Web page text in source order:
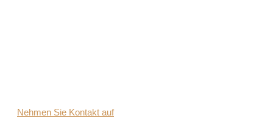
Nehmen Sie Kontakt auf